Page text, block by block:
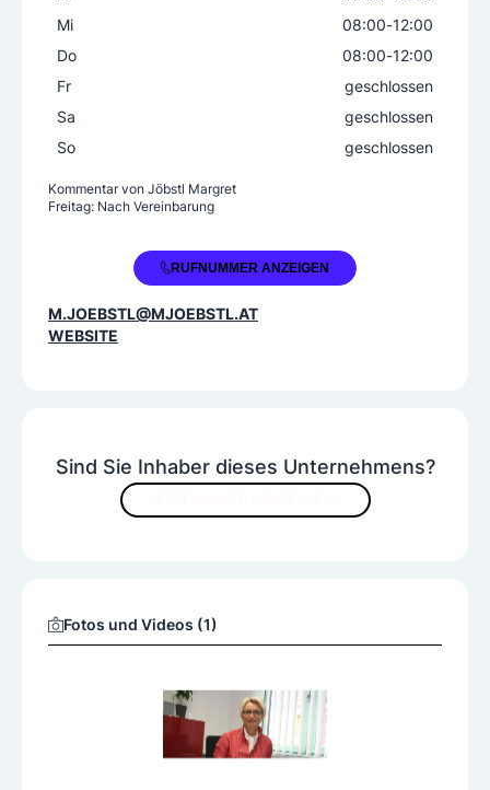
Sind Sie Inhaber dieses Unternehmens?
Fotos und Videos (1)
Mi
08:00-12:00
Do
08:00-12:00
Fr
geschlossen
Sa
geschlossen
So
geschlossen
Kommentar von Jöbstl Margret
Freitag: Nach Vereinbarung
+43 664 1102808RUFNUMMER ANZEIGEN
M.JOEBSTL@MJOEBSTL.AT
WEBSITE